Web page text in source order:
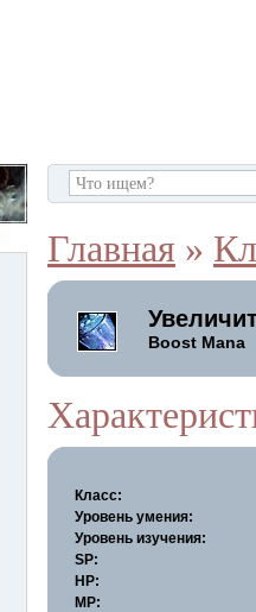
Главная »
Boost Mana
Класс:
Уровень умения:
Уровень изучения:
SP:
HP:
MP: